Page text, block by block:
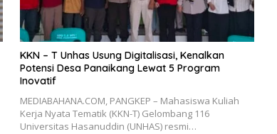
KKN – T Unhas Usung Digitalisasi, Kenalkan
Potensi Desa Panaikang Lewat 5 Program
Inovatif
MEDIABAHANA.COM, PANGKEP – Mahasiswa Kuliah
Kerja Nyata Tematik (KKN-T) Gelombang 116
Universitas Hasanuddin (UNHAS) resmi…